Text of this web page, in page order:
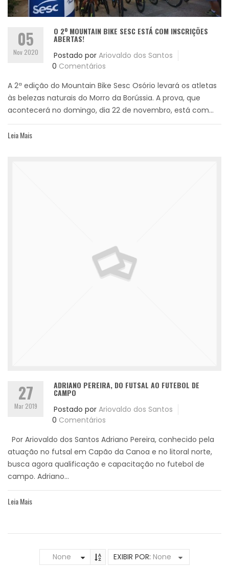
05
Nov 2020
O 2º MOUNTAIN BIKE SESC ESTÁ COM INSCRIÇÕES
ABERTAS!
Postado por Ariovaldo dos Santos
0 Comentários
A 2ª edição do Mountain Bike Sesc Osório levará os atletas
às belezas naturais do Morro da Borússia. A prova, que
acontecerá no domingo, dia 22 de novembro, está com...
Leia Mais
27
Mar 2019
ADRIANO PEREIRA, DO FUTSAL AO FUTEBOL DE
CAMPO
Postado por Ariovaldo dos Santos
0 Comentários
Por Ariovaldo dos Santos Adriano Pereira, conhecido pela
atuação no futsal em Capão da Canoa e no litoral norte,
busca agora qualificação e capacitação no futebol de
campo. Adriano...
Leia Mais
None EXIBIR POR: None